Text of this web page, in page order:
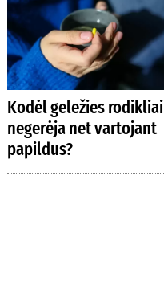
Kodėl geležies rodikliai
negerėja net vartojant
papildus?